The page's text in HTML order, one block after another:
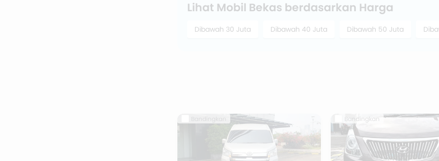
Lihat Mobil Bekas berdasarkan Harga
Dibawah 30 Juta Dibawah 40 Juta Dibawah 50 Juta
Bandingkan